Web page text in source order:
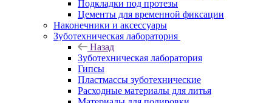
Подкладки под протезы
Цементы для временной фиксации
Наконечники и аксессуары
Зуботехническая лаборатория
Назад
Зуботехническая лаборатория
Гипсы
Пластмассы зуботехнические
Расходные материалы для литья